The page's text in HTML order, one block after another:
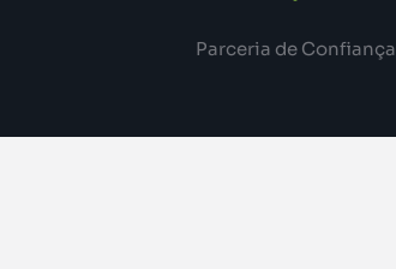
Parceria de Confiança